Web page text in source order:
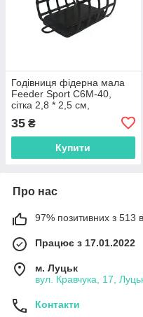
Годівниця фідерна мала
Feeder Sport С6М-40,
сітка 2,8 * 2,5 см,
35 ₴
Купити
Про нас
97% позитивних з 513
Працює з 17.01.2022
м. Луцьк
вул. Кравчука, 17,
Контакти